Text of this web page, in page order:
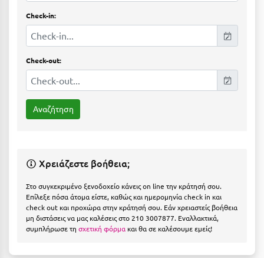
Ερμιόνη
Ευρυτανία
Ηλεία
Ηράκλειο
Check-in:
Check-out:
Χρειάζεστε βοήθεια;
Στο συγκεκριμένο ξενοδοχείο κάνεις on line την κράτησή σου.
Επίλεξε πόσα άτομα είστε, καθώς και ημερομηνία check in και
check out και προχώρα στην κράτησή σου. Εάν χρειαστείς βοήθεια
μη διστάσεις να μας καλέσεις στο 210 3007877. Εναλλακτικά,
συμπλήρωσε τη σχετική φόρμα και θα σε καλέσουμε εμείς!